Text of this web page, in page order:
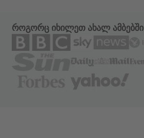
როგორც იხილეთ ახალ ამბებში